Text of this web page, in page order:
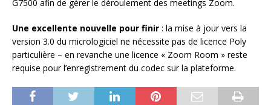
G7500 afin de gérer le déroulement des meetings Zoom.
Une excellente nouvelle pour finir : la mise à jour vers la
version 3.0 du micrologiciel ne nécessite pas de licence Poly
particulière – en revanche une licence « Zoom Room » reste
requise pour l’enregistrement du codec sur la plateforme.